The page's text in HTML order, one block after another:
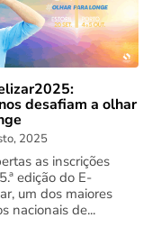
desafiam a olhar
2025
as inscrições
edição do E-
um dos maiores
nacionais de...